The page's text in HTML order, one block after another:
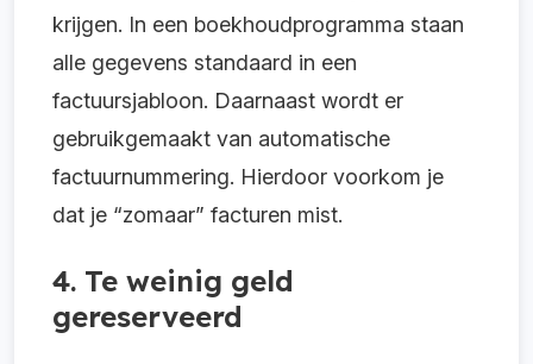
krijgen. In een boekhoudprogramma staan
alle gegevens standaard in een
factuursjabloon. Daarnaast wordt er
gebruikgemaakt van automatische
factuurnummering. Hierdoor voorkom je
dat je “zomaar” facturen mist.
4. Te weinig geld
gereserveerd